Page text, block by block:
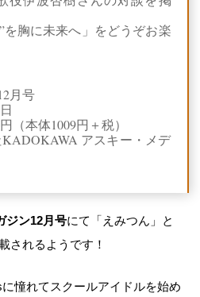
を胸に未来へ」をどうぞお楽
月号
（本体1009円＋税）
アスキー・メデ
ジン12月号にて「えみつん」と
されるようです！
憧れてスクールアイドルを始め